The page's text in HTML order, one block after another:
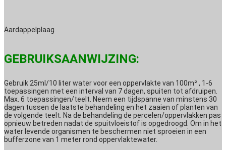
Aardappelplaag
GEBRUIKSAANWIJZING:
Gebruik 25ml/10 liter water voor een oppervlakte van 100m² , 1-6
toepassingen met een interval van 7 dagen, spuiten tot afdruipen.
Max. 6 toepassingen/teelt. Neem een tijdspanne van minstens 30
dagen tussen de laatste behandeling en het zaaien of planten van
de volgende teelt. Na de behandeling de percelen/oppervlakken pas
opnieuw betreden nadat de spuitvloeistof is opgedroogd. Om in het
water levende organismen te beschermen niet sproeien in een
bufferzone van 1 meter rond oppervlaktewater.